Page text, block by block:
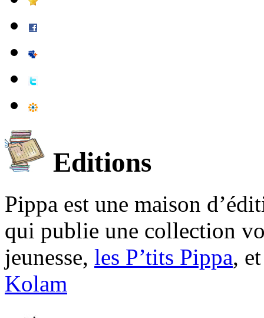
Editions
Pippa est une maison
qui publie une collection
jeunesse, les P’tits Pippa,
Kolam